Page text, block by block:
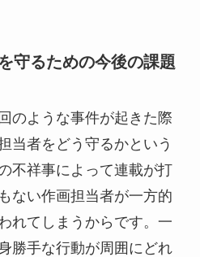
守るための今後の課題
のような事件が起きた際
当者をどう守るかという
不祥事によって連載が打
ない作画担当者が一方的
れてしまうからです。一
勝手な行動が周囲にどれ